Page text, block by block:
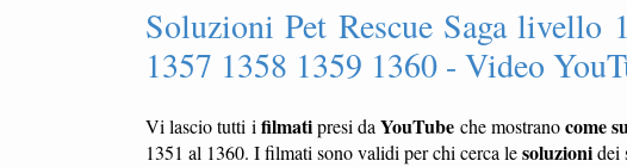
Soluzioni Pet Rescue Saga livello
1357 1358 1359 1360 - Video
Vi lascio tutti i filmatipresi daYouTube che mostranocome
1351 al 1360. I filmati sono validi per chi cerca lesoluzionidei